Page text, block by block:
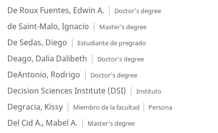
De Roux Fuentes, Edwin A. Doctor's degree
de Saint-Malo, Ignacio Master's degree
De Sedas, Diego Estudiante de pregrado
Deago, Dalia Dalibeth Doctor's degree
DeAntonio, Rodrigo Doctor's degree
Decision Sciences Institute (DSI) Instituto
Degracia, Kissy Miembro de la facultad Persona
Del Cid A., Mabel A. Master's degree